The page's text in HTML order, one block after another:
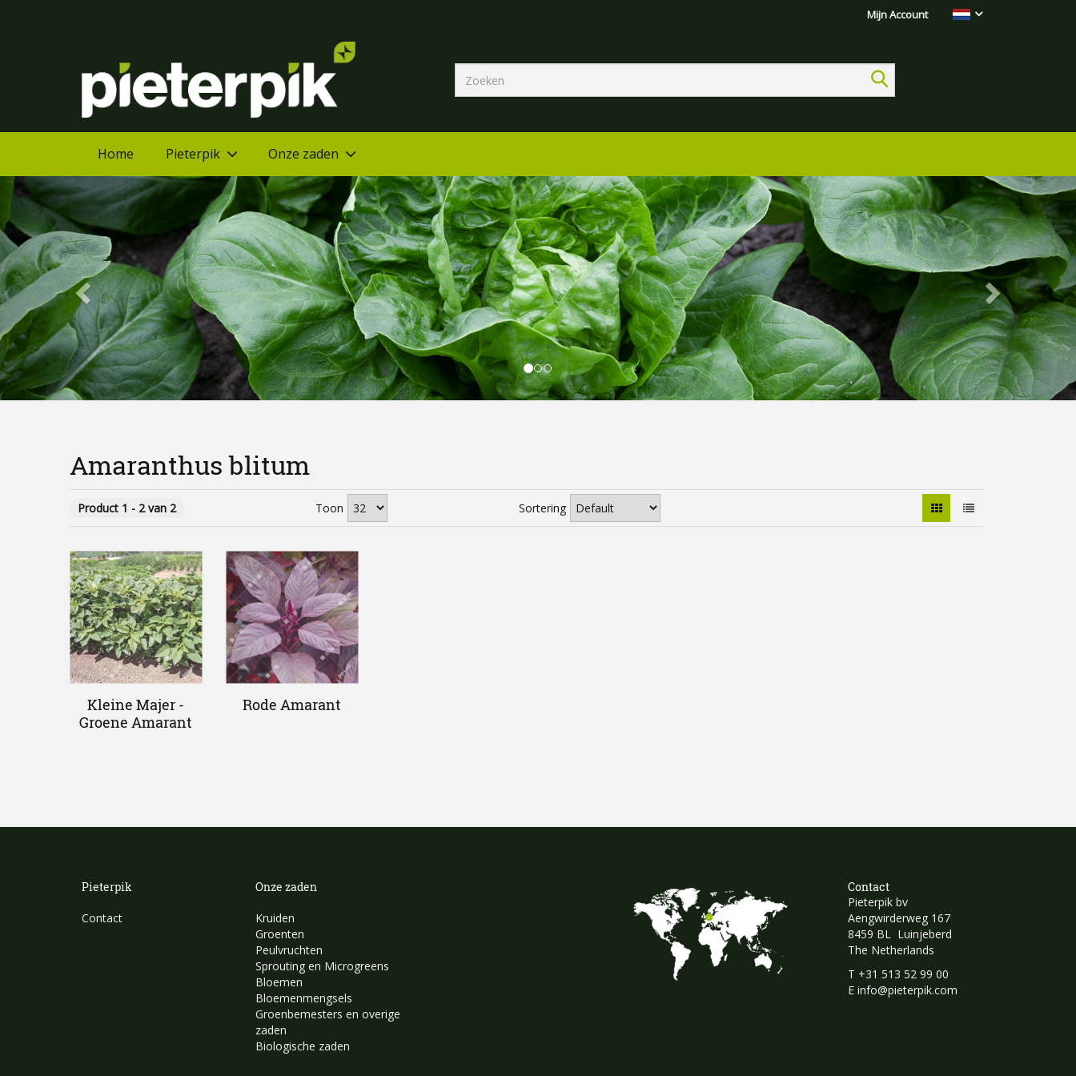
Mijn Account
Home Pieterpik Onze zaden
Amaranthus blitum
Product 1 - 2 van 2 Toon Sortering
Kleine Majer -
Groene Amarant
Rode Amarant
Pieterpik
Contact
Onze zaden
Kruiden
Groenten
Peulvruchten
Sprouting en Microgreens
Bloemen
Bloemenmengsels
Groenbemesters en overige
zaden
Biologische zaden
Contact
Pieterpik bv
Aengwirderweg 167
8459 BL Luinjeberd
The Netherlands
T +31 513 52 99 00
E info@pieterpik.com